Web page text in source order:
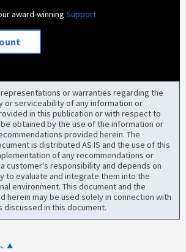
award-winningSupport
or warranties regarding the
or serviceability of any information or
in this publication or with respect to
obtained by the use of the information or
provided herein. The
is distributed AS IS and the use of this
of any recommendations or
customer's responsibility and depends on
to evaluate and integrate them into the
environment. This document and the
herein may be used solely in connection with
in this document.